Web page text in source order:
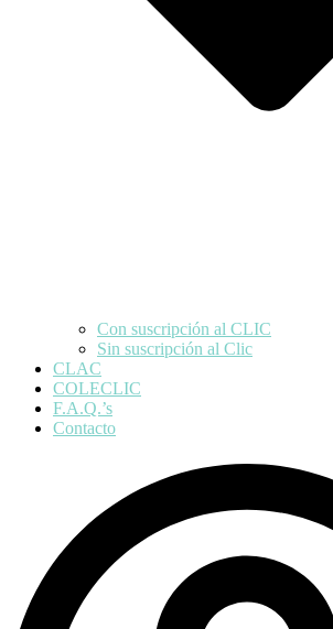
Con suscripción al CLIC
Sin suscripción al Clic
CLAC
COLECLIC
F.A.Q.’s
Contacto